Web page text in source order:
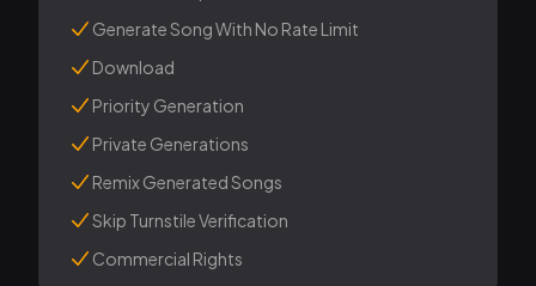
Generate Song With No Rate Limit
Download
Priority Generation
Private Generations
Remix Generated Songs
Skip Turnstile Verification
Commercial Rights